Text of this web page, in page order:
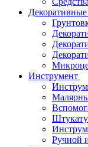
Инструмент
Ручной